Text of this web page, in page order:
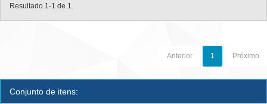
Resultado 1-1 de 1.
Anterior 1 Próximo
Conjunto de itens: